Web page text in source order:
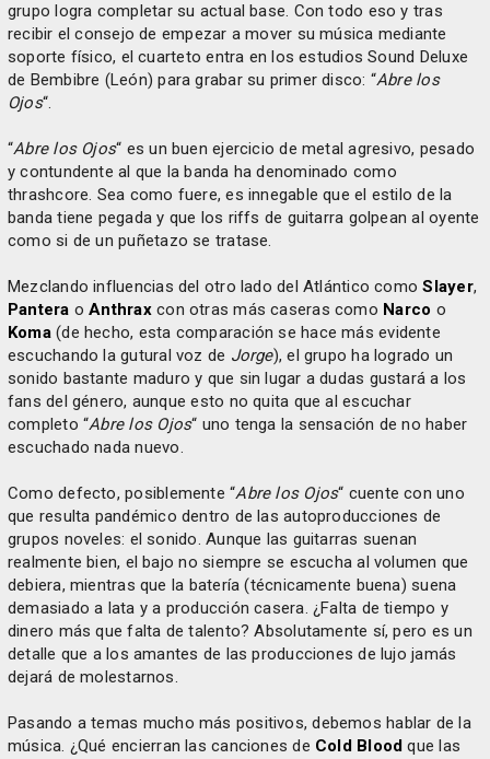
grupo logra completar su actual base. Con todo eso y tras
recibir el consejo de empezar a mover su música mediante
soporte físico, el cuarteto entra en los estudios Sound Deluxe
de Bembibre (León) para grabar su primer disco: “Abre los
Ojos“.
“Abre los Ojos“ es un buen ejercicio de metal agresivo, pesado
y contundente al que la banda ha denominado como
thrashcore. Sea como fuere, es innegable que el estilo de la
banda tiene pegada y que los riffs de guitarra golpean al oyente
como si de un puñetazo se tratase.
Mezclando influencias del otro lado del Atlántico comoSlayer,
Pantera oAnthraxcon otras más caseras como Narco o
Koma(de hecho, esta comparación se hace más evidente
escuchando la gutural voz de Jorge), el grupo ha logrado un
sonido bastante maduro y que sin lugar a dudas gustará a los
fans del género, aunque esto no quita que al escuchar
completo “Abre los Ojos“ uno tenga la sensación de no haber
escuchado nada nuevo.
Como defecto, posiblemente “Abre los Ojos“ cuente con uno
que resulta pandémico dentro de las autoproducciones de
grupos noveles: el sonido. Aunque las guitarras suenan
realmente bien, el bajo no siempre se escucha al volumen que
debiera, mientras que la batería (técnicamente buena) suena
demasiado a lata y a producción casera. ¿Falta de tiempo y
dinero más que falta de talento? Absolutamente sí, pero es un
detalle que a los amantes de las producciones de lujo jamás
dejará de molestarnos.
Pasando a temas mucho más positivos, debemos hablar de la
música. ¿Qué encierran las canciones de Cold Blood que las